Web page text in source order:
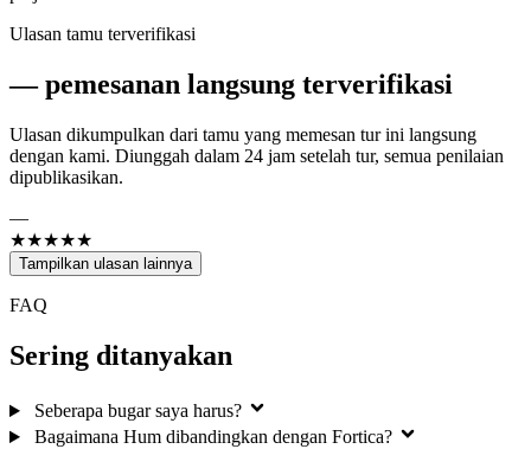
Ulasan tamu terverifikasi
—pemesanan langsung terverifikasi
Ulasan dikumpulkan dari tamu yang memesan tur ini langsung
dengan kami. Diunggah dalam 24 jam setelah tur, semua penilaian
dipublikasikan.
—
★★★★★
Tampilkan ulasan lainnya
FAQ
Sering ditanyakan
Seberapa bugar saya harus?
Bagaimana Hum dibandingkan dengan Fortica?